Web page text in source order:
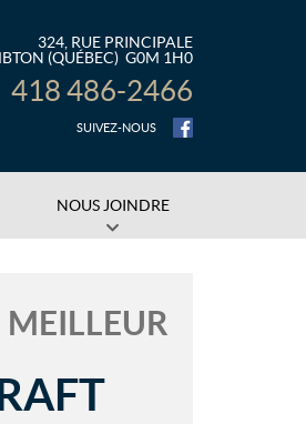
324, RUE PRINCIPALE
(QUÉBEC) G0M 1H0
:
418 486-2466
SUIVEZ-NOUS
NOUS JOINDRE